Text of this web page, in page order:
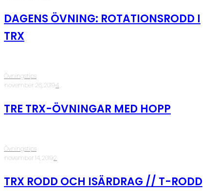
DAGENS ÖVNING: ROTATIONSRODD I
TRX
Övningstips
·november 26, 2019·4
TRE TRX-ÖVNINGAR MED HOPP
Övningstips
·november 14, 2019·2
TRX RODD OCH ISÄRDRAG // T-RODD